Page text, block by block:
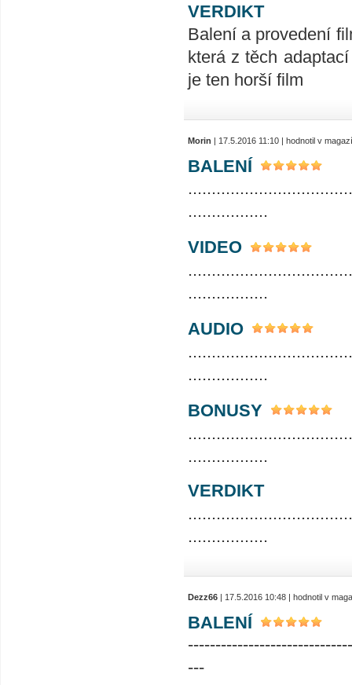
VERDIKT
Balení a provedení
která z těch
je ten horší film
Morin | 17.5.2016 11:10 | hodnotil v
BALENÍ
.................
VIDEO
.................
AUDIO
.................
BONUSY
.................
VERDIKT
.................
Dezz66 | 17.5.2016 10:48 | hodnotil v
BALENÍ
---